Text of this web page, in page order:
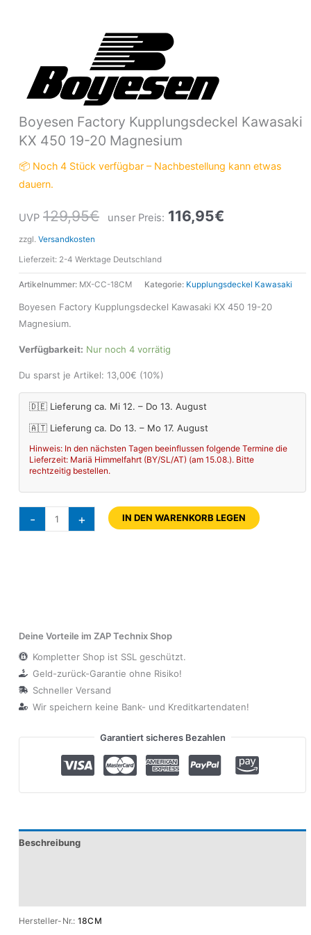
Boyesen Factory Kupplungsdeckel Kawasaki
KX 450 19-20 Magnesium
📦 Noch 4 Stück verfügbar – Nachbestellung kann etwas
dauern.
UVP 129,95€ unser Preis: 116,95€
zzgl. Versandkosten
Lieferzeit: 2-4 Werktage Deutschland
Artikelnummer: MX-CC-18CM Kategorie: Kupplungsdeckel Kawasaki
Boyesen Factory Kupplungsdeckel Kawasaki KX 450 19-20
Magnesium.
Verfügbarkeit: Nur noch 4 vorrätig
Du sparst je Artikel: 13,00€ (10%)
🇩🇪 Lieferung ca. Mi 12. – Do 13. August
🇦🇹 Lieferung ca. Do 13. – Mo 17. August
Hinweis: In den nächsten Tagen beeinflussen folgende Termine die
Lieferzeit: Mariä Himmelfahrt (BY/SL/AT) (am 15.08.). Bitte
rechtzeitig bestellen.
- + IN DEN WARENKORB LEGEN
Deine Vorteile im ZAP Technix Shop
Kompletter Shop ist SSL geschützt.
Geld-zurück-Garantie ohne Risiko!
Schneller Versand
Wir speichern keine Bank- und Kreditkartendaten!
Garantiert sicheres Bezahlen
Beschreibung
Hersteller-Nr.: 18CM